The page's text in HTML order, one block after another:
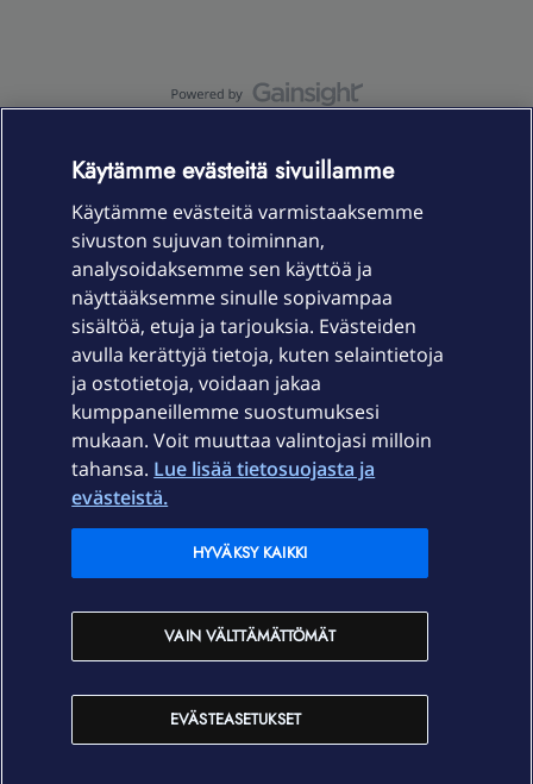
Laitteet & liittymät
Palvelut
Ajankohtaista
Elisa Oyj
In English
Käytämme evästeitä sivuillamme
Käytämme evästeitä varmistaaksemme
sivuston sujuvan toiminnan,
analysoidaksemme sen käyttöä ja
näyttääksemme sinulle sopivampaa
sisältöä, etuja ja tarjouksia. Evästeiden
avulla kerättyjä tietoja, kuten selaintietoja
ja ostotietoja, voidaan jakaa
kumppaneillemme suostumuksesi
mukaan. Voit muuttaa valintojasi milloin
tahansa. Lue lisää tietosuojasta ja
evästeistä.
EVÄSTEASETUKSET
VAIN VÄLTTÄMÄTTÖMÄT
HYVÄKSY KAIKKI